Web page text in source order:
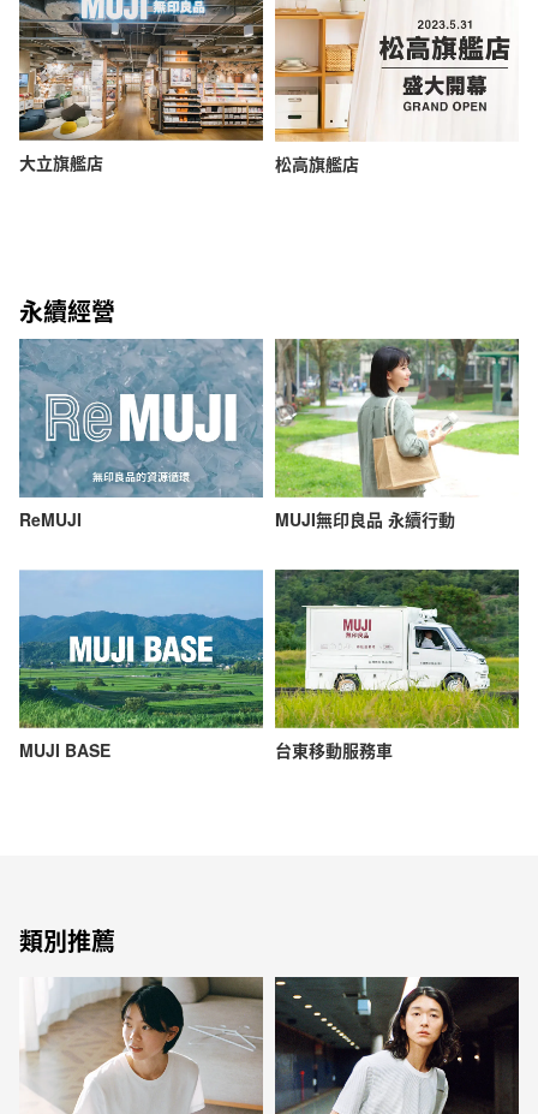
大立旗艦店 松高旗艦店
永續經營
ReMUJI MUJI無印良品 永續行動
MUJI BASE 台東移動服務車
類別推薦